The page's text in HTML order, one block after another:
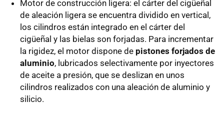
Motor de construcción ligera: el cárter del cigüeñal
de aleación ligera se encuentra dividido en vertical,
los cilindros están integrado en el cárter del
cigüeñal y las bielas son forjadas. Para incrementar
la rigidez, el motor dispone de pistones forjados de
aluminio, lubricados selectivamente por inyectores
de aceite a presión, que se deslizan en unos
cilindros realizados con una aleación de aluminio y
silicio.